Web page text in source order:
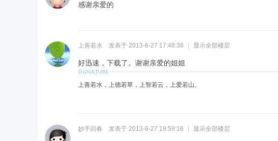
感谢亲爱的
上善若水 发表于 2013-6-27 17:48:38 显示全部楼层
好迅速，下载了。谢谢亲爱的姐姐
上善若水，上德若草，上智若云，上爱若山。
妙手回春 发表于 2013-6-27 19:59:16 显示全部楼层